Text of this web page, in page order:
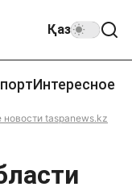
Қаз
Интересное
новости taspanews.kz